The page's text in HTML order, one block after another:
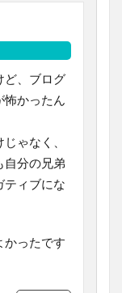
ど、ブログ
怖かったん
ゃなく、
自分の兄弟
ティブにな
かったです